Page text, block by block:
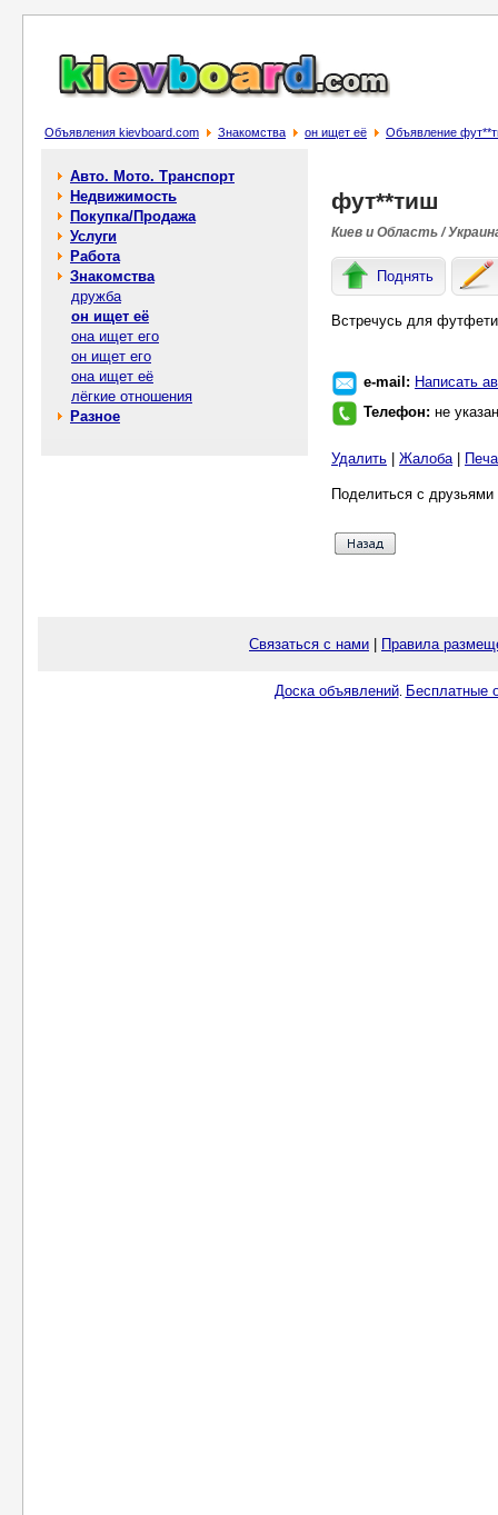
Объявления kievboard.com Знакомства он ищет её Объявление
Авто. Мото. Транспорт
Недвижимость
Покупка/Продажа
Услуги
Работа
Знакомства
дружба
он ищет её
она ищет его
он ищет его
она ищет её
лёгкие отношения
Разное
фут**тиш
Киев и Область /
Поднять
Встречусь для
e-mail: Написать
Телефон: не указан
Удалить Жалоба|
Поделиться с
Связаться с нами Правила
Доска объявлений. Бесплатные